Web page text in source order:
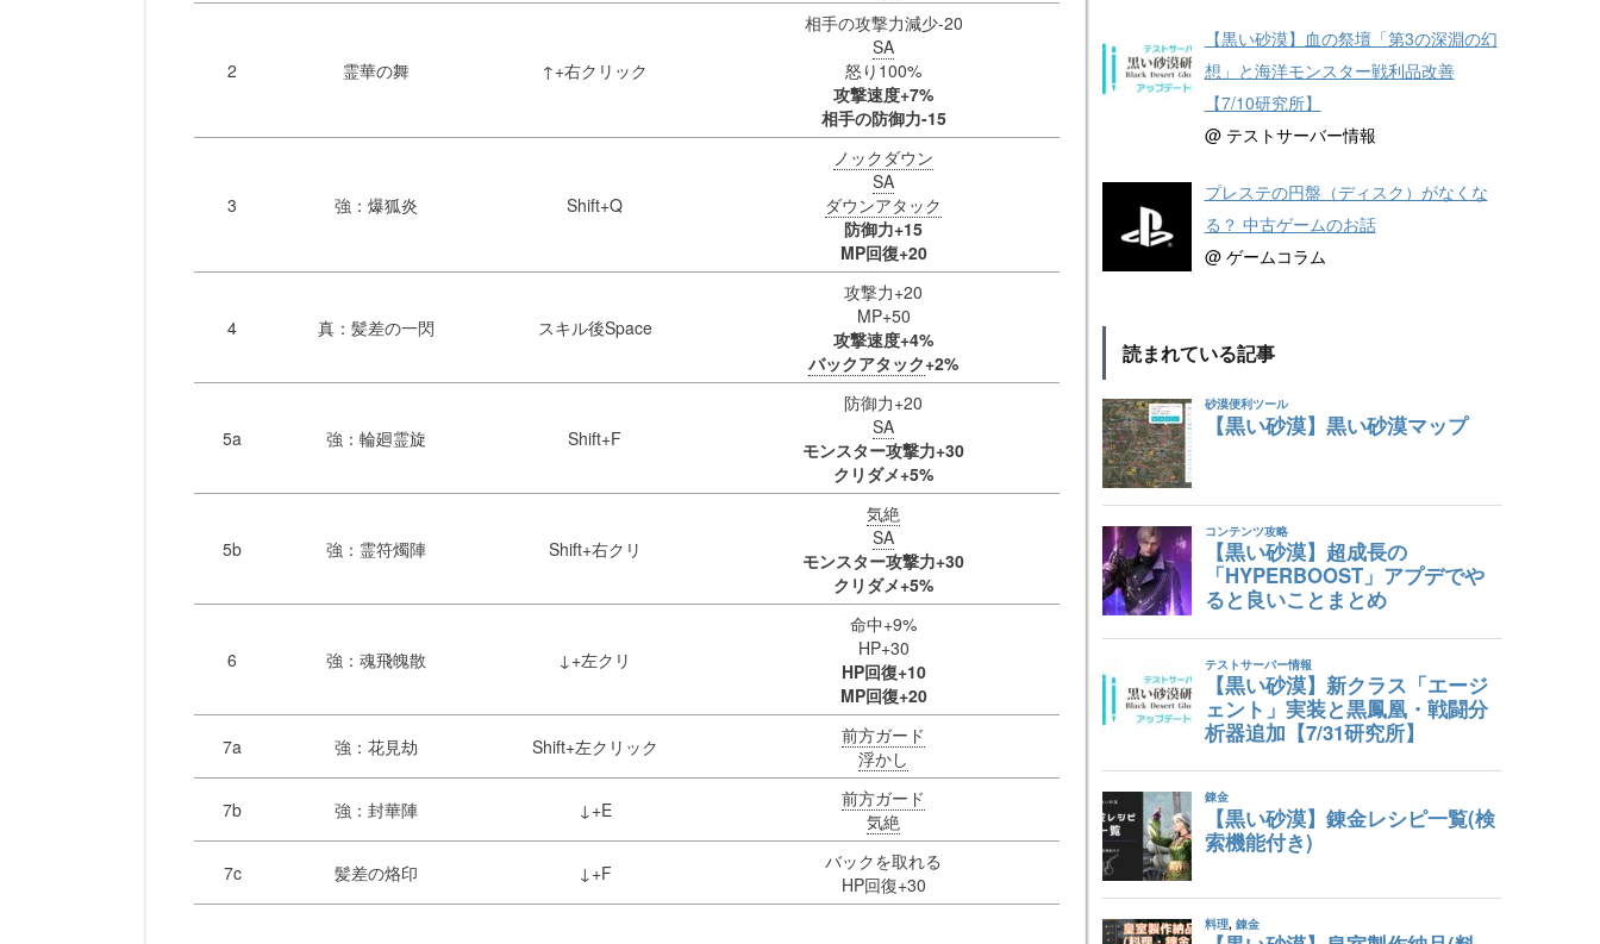
2 霊華の舞 ↑+右クリック
相手の攻撃力減少-20
SA
怒り100%
攻撃速度+7%
相手の防御力-15
3 強：爆狐炎 Shift+Q
ノックダウン
SA
ダウンアタック
防御力+15
MP回復+20
4 真：髪差の一閃 スキル後Space
攻撃力+20
MP+50
攻撃速度+4%
バックアタック+2%
5a 強：輪廻霊旋 Shift+F
防御力+20
SA
モンスター攻撃力+30
クリダメ+5%
5b 強：霊符燭陣 Shift+右クリ
気絶
SA
モンスター攻撃力+30
クリダメ+5%
6 強：魂飛魄散 ↓+左クリ
命中+9%
HP+30
HP回復+10
MP回復+20
7a 強：花見劫 Shift+左クリック
前方ガード
浮かし
7b 強：封華陣 ↓+E
前方ガード
気絶
7c 髪差の烙印 ↓+F
バックを取れる
HP回復+30
【黒い砂漠】血の祭壇「第3の深淵の幻
想」と海洋モンスター戦利品改善
【7/10研究所】
@ テストサーバー情報
プレステの円盤（ディスク）がなくな
る？ 中古ゲームのお話
@ ゲームコラム
読まれている記事